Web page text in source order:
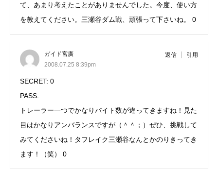
て、あまり考えたことがありませんでした。今度、使い方
を教えてください。三瀬谷ダム戦、頑張って下さいね。 0
ガイド宮廣
2008.07.25 8:39pm
返信 引用
SECRET: 0
PASS:
トレーラー一つでかなりバイト数が違ってきますね！見た
目はかなりアンバランスですが（＾＾；）ぜひ、挑戦して
みてくださいね！タフレイク三瀬谷なんとかのりきってき
ます！（笑） 0